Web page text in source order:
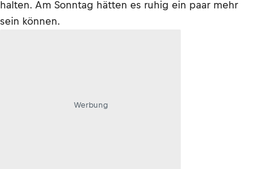
halten. Am Sonntag hätten es ruhig ein paar mehr
sein können.
Werbung